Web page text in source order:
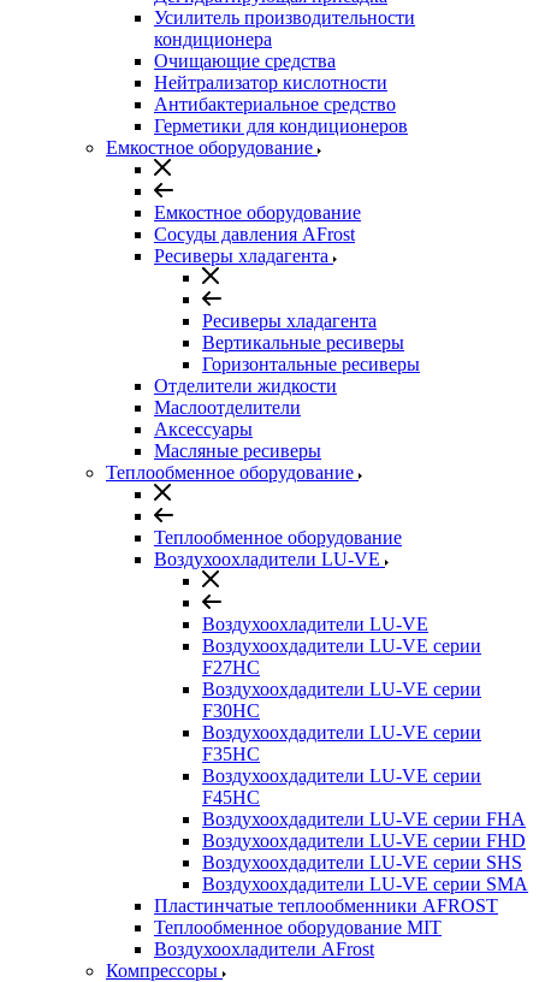
Усилитель производительности
кондиционера
Очищающие средства
Нейтрализатор кислотности
Антибактериальное средство
Герметики для кондиционеров
Емкостное оборудование
Емкостное оборудование
Сосуды давления AFrost
Ресиверы хладагента
Ресиверы хладагента
Вертикальные ресиверы
Горизонтальные ресиверы
Отделители жидкости
Маслоотделители
Аксессуары
Масляные ресиверы
Теплообменное оборудование
Теплообменное оборудование
Воздухоохладители LU-VE
Воздухоохладители LU-VE
Воздухоохдадители LU-VE серии
F27HC
Воздухоохдадители LU-VE серии
F30HC
Воздухоохдадители LU-VE серии
F35HC
Воздухоохдадители LU-VE серии
F45HC
Воздухоохдадители LU-VE серии FHA
Воздухоохдадители LU-VE серии FHD
Воздухоохдадители LU-VE серии SHS
Воздухоохдадители LU-VE серии SMA
Пластинчатые теплообменники AFROST
Теплообменное оборудование MIT
Воздухоохладители AFrost
Компрессоры